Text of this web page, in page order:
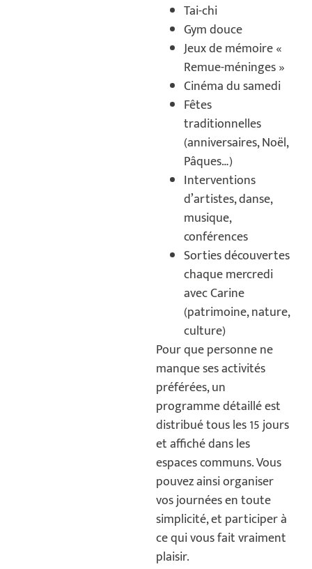
Tai-chi
Gym douce
Jeux de mémoire «
Remue-méninges »
Cinéma du samedi
Fêtes
traditionnelles
(anniversaires, Noël,
Pâques…)
Interventions
d’artistes, danse,
musique,
conférences
Sorties découvertes
chaque mercredi
avec Carine
(patrimoine, nature,
culture)
Pour que personne ne
manque ses activités
préférées, un
programme détaillé est
distribué tous les 15 jours
et affiché dans les
espaces communs.Vous
pouvez ainsi organiser
vos journées en toute
simplicité, et participer à
ce qui vous fait vraiment
plaisir.